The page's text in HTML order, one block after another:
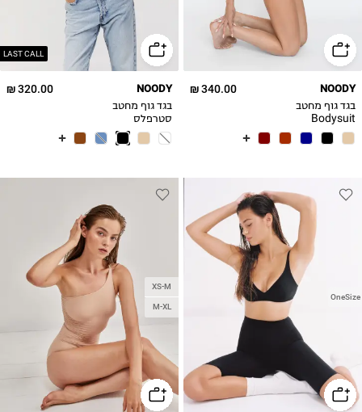
340.00 ₪ NOODY
בגד גוף מחטב
Bodysuit
LAST CALL
320.00 ₪ NOODY
בגד גוף מחטב
סטרפלס
STRAPLESS
BODYSUIT
OneSize
XS-M
M-XL